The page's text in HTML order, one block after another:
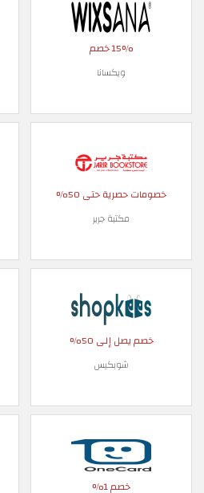
15% خصم
ويكسانا
خصومات حصرية حتى 50%
مكتبة جرير
خصم يصل إلى 50%
شوبكيس
خصم 1%